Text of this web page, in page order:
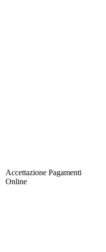
Accettazione Pagamenti
Online